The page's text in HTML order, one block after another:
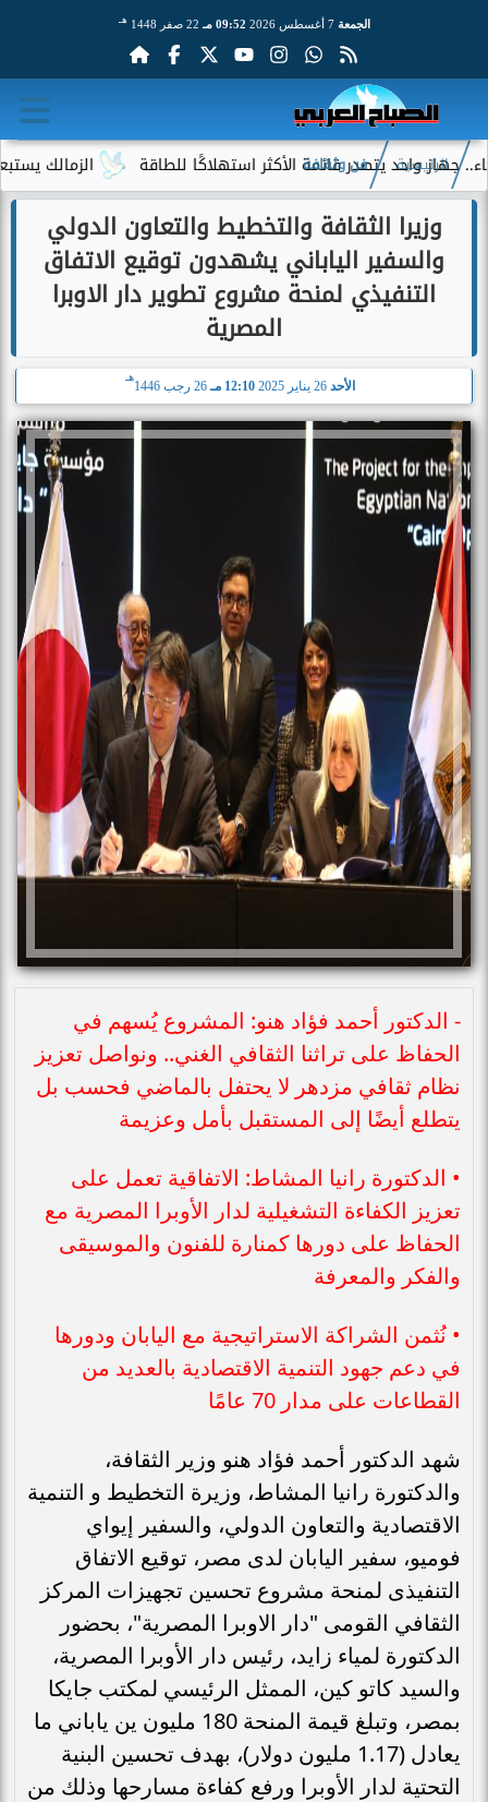
الجمعة 7 أغسطس 2026 09:52 مـ 22 صفر 1448 هـ
الزمالك يستبعد 4 لاعبين شباب من حساباته في الموسم الجديد يتصدر قائمة الأكثر استهلاكًا للطاقة
الرئيسية فن وثقافة
وزيرا الثقافة والتخطيط والتعاون الدولي
والسفير الياباني يشهدون توقيع الاتفاق
التنفيذي لمنحة مشروع تطوير دار الاوبرا
المصرية
الأحد 26 يناير 2025 12:10 مـ 26 رجب 1446
هـ
- الدكتور أحمد فؤاد هنو: المشروع يُسهم في
الحفاظ على تراثنا الثقافي الغني.. ونواصل تعزيز
نظام ثقافي مزدهر لا يحتفل بالماضي فحسب بل
يتطلع أيضًا إلى المستقبل بأمل وعزيمة
• الدكتورة رانيا المشاط: الاتفاقية تعمل على
تعزيز الكفاءة التشغيلية لدار الأوبرا المصرية مع
الحفاظ على دورها كمنارة للفنون والموسيقى
والفكر والمعرفة
• نُثمن الشراكة الاستراتيجية مع اليابان ودورها
في دعم جهود التنمية الاقتصادية بالعديد من
القطاعات على مدار 70 عامًا
شهد الدكتور أحمد فؤاد هنو وزير الثقافة،
والدكتورة رانيا المشاط، وزيرة التخطيط و التنمية
الاقتصادية والتعاون الدولي، والسفير إيواي
فوميو، سفير اليابان لدى مصر، توقيع الاتفاق
التنفيذى لمنحة مشروع تحسين تجهيزات المركز
الثقافي القومى "دار الاوبرا المصرية"، بحضور
الدكتورة لمياء زايد، رئيس دار الأوبرا المصرية،
والسيد كاتو كين، الممثل الرئيسي لمكتب جايكا
بمصر، وتبلغ قيمة المنحة 180 مليون ين ياباني ما
يعادل (1.17 مليون دولار)، بهدف تحسين البنية
التحتية لدار الأوبرا ورفع كفاءة مسارحها وذلك من